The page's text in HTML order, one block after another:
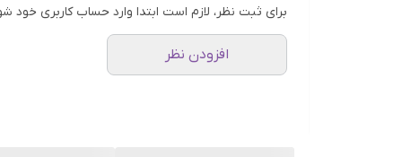
برای ثبت نظر، لازم است ابتدا وارد حساب کاربری خود
افزودن نظر